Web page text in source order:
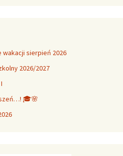
sierpień 2026
2026/2027
🎓🌸